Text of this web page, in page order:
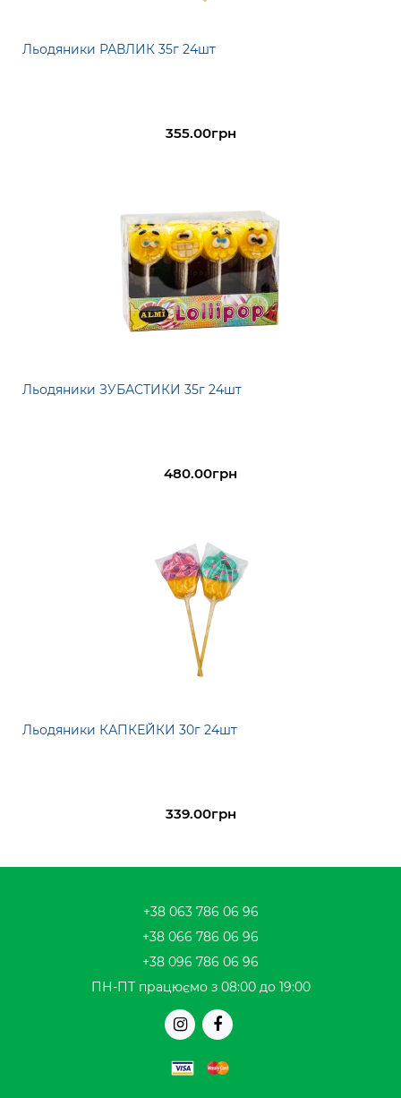
Льодяники РАВЛИК 35г 24шт
355.00грн
Льодяники ЗУБАСТИКИ 35г 24шт
480.00грн
Льодяники КАПКЕЙКИ 30г 24шт
339.00грн
+38 063 786 06 96
+38 066 786 06 96
+38 096 786 06 96
ПН-ПТ працюємо з 08:00 до 19:00